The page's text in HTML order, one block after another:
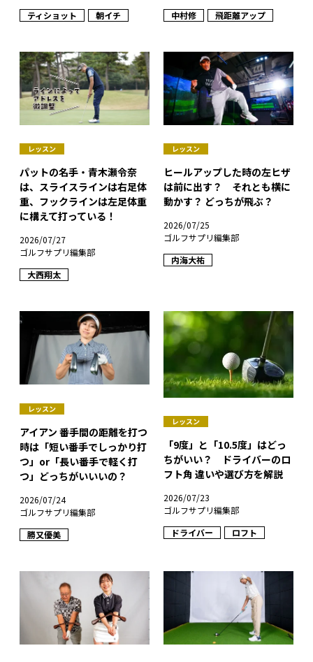
ティショット
朝イチ
中村修
飛距離アップ
レッスン
パットの名手・青木瀬令奈
は、スライスラインは右足体
重、フックラインは左足体重
に構えて打っている！
2026/07/27
ゴルフサプリ編集部
大西翔太
レッスン
ヒールアップした時の左ヒザ
は前に出す？ それとも横に
動かす？ どっちが飛ぶ？
2026/07/25
ゴルフサプリ編集部
内海大祐
レッスン
アイアン 番手間の距離を打つ
時は「短い番手でしっかり打
つ」or「長い番手で軽く打
つ」どっちがいいいの？
2026/07/24
ゴルフサプリ編集部
勝又優美
レッスン
「9度」と「10.5度」はどっ
ちがいい？ ドライバーのロ
フト角 違いや選び方を解説
2026/07/23
ゴルフサプリ編集部
ドライバー
ロフト